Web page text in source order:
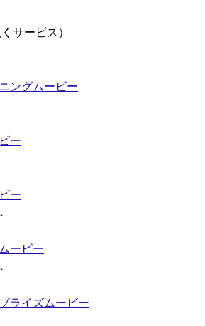
サービス）
ングムービー
ー
ー
ービー
ライズムービー